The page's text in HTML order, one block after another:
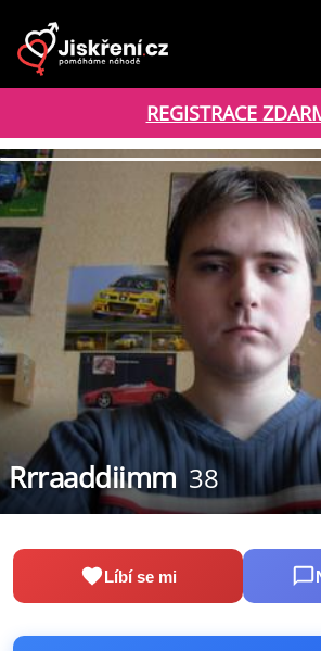
REGISTRACE
Rrraaddiimm 38
Líbí se mi